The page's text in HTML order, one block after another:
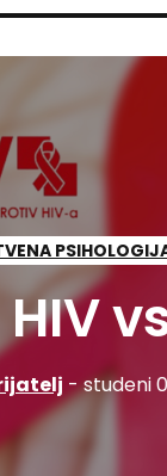
- studeni